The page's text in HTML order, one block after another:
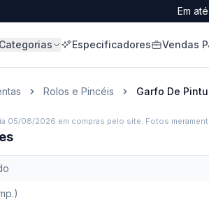
Em
Categorias Especificadores Vendas
Rolos e Pincéis Garfo De
05/08/2026 em compras pelo site. Fotos